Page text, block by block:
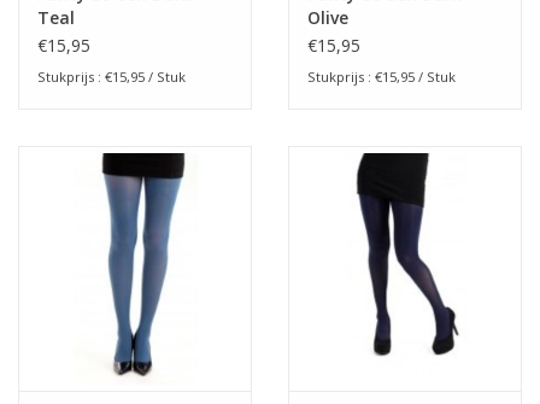
Teal
€15,95
Stukprijs : €15,95 / Stuk
Olive
€15,95
Stukprijs : €15,95 / Stuk